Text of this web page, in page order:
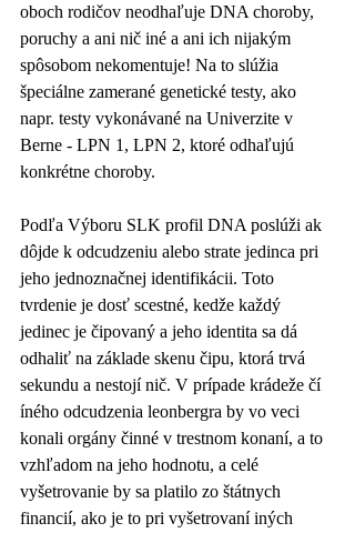
oboch rodičov neodhaľuje DNA choroby,
poruchy a ani nič iné a ani ich nijakým
spôsobom nekomentuje! Na to slúžia
špeciálne zamerané genetické testy, ako
napr. testy vykonávané na Univerzite v
Berne - LPN 1, LPN 2, ktoré odhaľujú
konkrétne choroby.
Podľa Výboru SLK profil DNA poslúži ak
dôjde k odcudzeniu alebo strate jedinca pri
jeho jednoznačnej identifikácii. Toto
tvrdenie je dosť scestné, kedže každý
jedinec je čipovaný a jeho identita sa dá
odhaliť na základe skenu čipu, ktorá trvá
sekundu a nestojí nič. V prípade krádeže čí
íného odcudzenia leonbergra by vo veci
konali orgány činné v trestnom konaní, a to
vzhľadom na jeho hodnotu, a celé
vyšetrovanie by sa platilo zo štátnych
financií, ako je to pri vyšetrovaní iných